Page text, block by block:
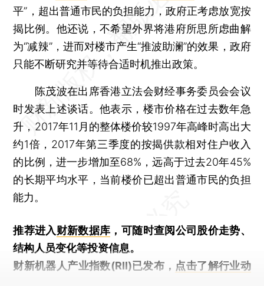
平”，超出普通市民的负担能力，政府正考虑放宽按
揭比例。他还说，不希望外界将港府所思所虑曲解
为“减辣”，进而对楼市产生“推波助澜”的效果，政府
只能不断研究并等待合适时机推出政策。
陈茂波在出席香港立法会财经事务委员会会议
时发表上述谈话。他表示，楼市价格在过去数年急
升，2017年11月的整体楼价较1997年高峰时高出大
约1倍，2017年第三季度的按揭供款相对住户收入
的比例，进一步增加至68%，远高于过去20年45%
的长期平均水平，当前楼价已超出普通市民的负担
能力。
推荐进入财新数据库 ，可随时查阅公司股价走势、
结构人员变化等投资信息。
财新机器人产业指数(RII)已发布， 点击了解行业动